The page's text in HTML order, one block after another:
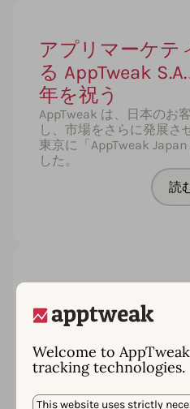
Welcome to
tracking technologies.
This website uses strictly
アプリマーケテ
る AppTweak
年を祝う
AppTweak は、日本のお
し、市場をさらに発展さ
東京に「AppTweak
した。
読
2021 にて「ASO
Year」を受賞
AppTweakは2021年を高
ます！12月2日、ベルリン
App Promotion Summit